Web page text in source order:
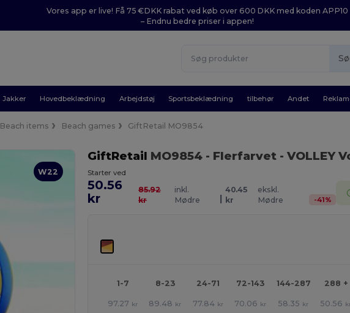
Vores app er live! Få 75 €DKK rabat ved køb over 600 DKK med koden APP10
– Endnu bedre priser i appen!
Jakker Hovedbeklædning Arbejdstøj Sportsbeklædning tilbehør Andet
Beach items Beach games GiftRetail MO9854
W22
GiftRetail MO9854 - Flerfarvet- VOLLEY
Starter ved
50.56
kr
85.92
kr
inkl.
Mødre
|
40.45
kr
ekskl.
Mødre
-41%
1-7 8-23 24-71 72-143 144-287 288 +
97.27 kr 89.48 kr 77.84 kr 70.06 kr 58.35 kr 50.56